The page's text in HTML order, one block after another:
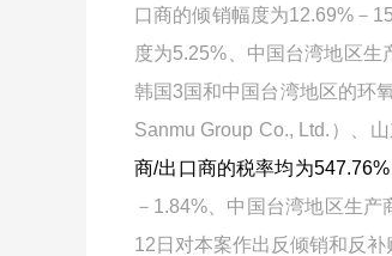
口商的倾销幅度为12.69% －
度为5.25% 、中国台湾地区生
韩国3 国和中国台湾地区的环
Sanmu Group Co., Ltd. ）、
商/出口商的税率均为547.76%
－ 1.84% 、中国台湾地区生产
12 日对本案作出反倾销和反